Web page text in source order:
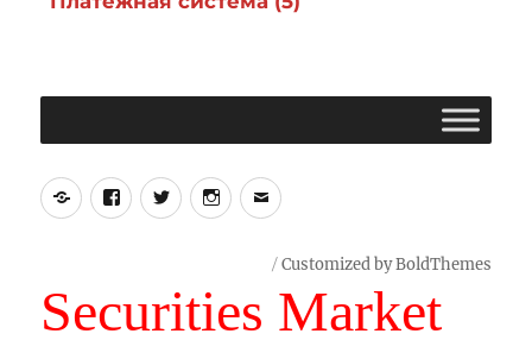
Yelp Facebook
TwitterInstagram
Email
Customized by BoldThemes
Securities Market